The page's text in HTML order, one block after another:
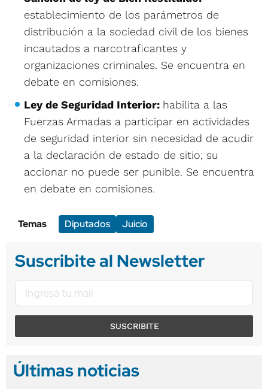
establecimiento de los parámetros de
distribución a la sociedad civil de los bienes
incautados a narcotraficantes y
organizaciones criminales. Se encuentra en
debate en comisiones.
Ley de Seguridad Interior: habilita a las
Fuerzas Armadas a participar en actividades
de seguridad interior sin necesidad de acudir
a la declaración de estado de sitio; su
accionar no puede ser punible. Se encuentra
en debate en comisiones.
Temas Diputados Juicio
Suscribite al Newsletter
SUSCRIBITE
Últimas noticias